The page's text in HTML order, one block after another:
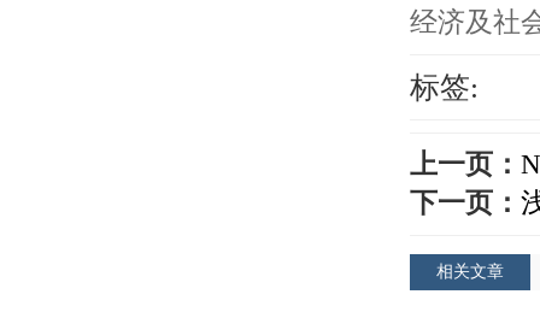
经济及社
标签:
上一页：
下一页：
相关文章